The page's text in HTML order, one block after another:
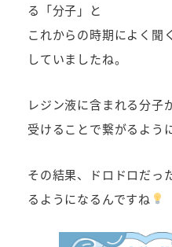
る「分子」と
これからの時期によく聞
していましたね。
レジン液に含まれる分子
受けることで繋がるよう
その結果、ドロドロだっ
るようになるんですね